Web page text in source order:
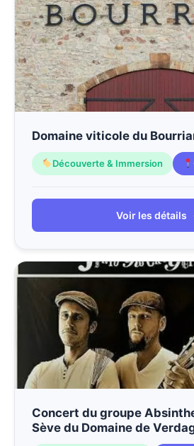
Domaine viticole du
Découverte & Immersion
Voir les détails
Concert du groupe
Sève du Domaine de